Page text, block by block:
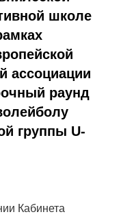
школе
ассоциации
раунд
группы U-
Кабинета